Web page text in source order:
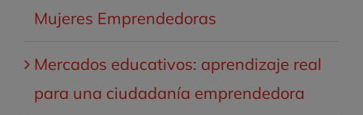
Mujeres Emprendedoras
Mercados educativos: aprendizaje real
para una ciudadanía emprendedora